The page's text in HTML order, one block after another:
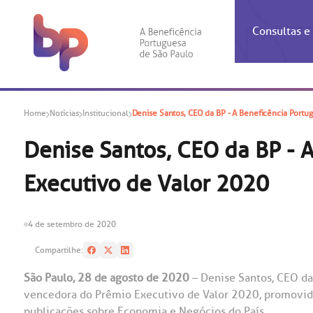
Consultas
Check-
Ética e
Banco
Centro
Outras
Home Notícias Institucional Denise Santos, CEO da BP - A Beneficência
Denise Santos, CEO da BP
Executivo de Valor 2020
4 de setembro de 2020
Compartilhe:
São Paulo, 28 de agosto de 2020 – Denise Santos, CEO
vencedora do Prêmio Executivo de Valor 2020,